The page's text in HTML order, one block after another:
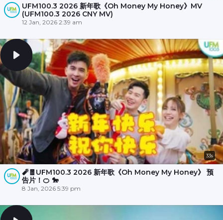
UFM100.3 2026 新年歌《Oh Money My Honey》MV
(UFM100.3 2026 CNY MV)
12 Jan, 2026 2:39 am
33s
🧨🧧UFM100.3 2026 新年歌《Oh Money My Honey》 预
告片！🍊 🐎
8 Jan, 2026 5:39 pm